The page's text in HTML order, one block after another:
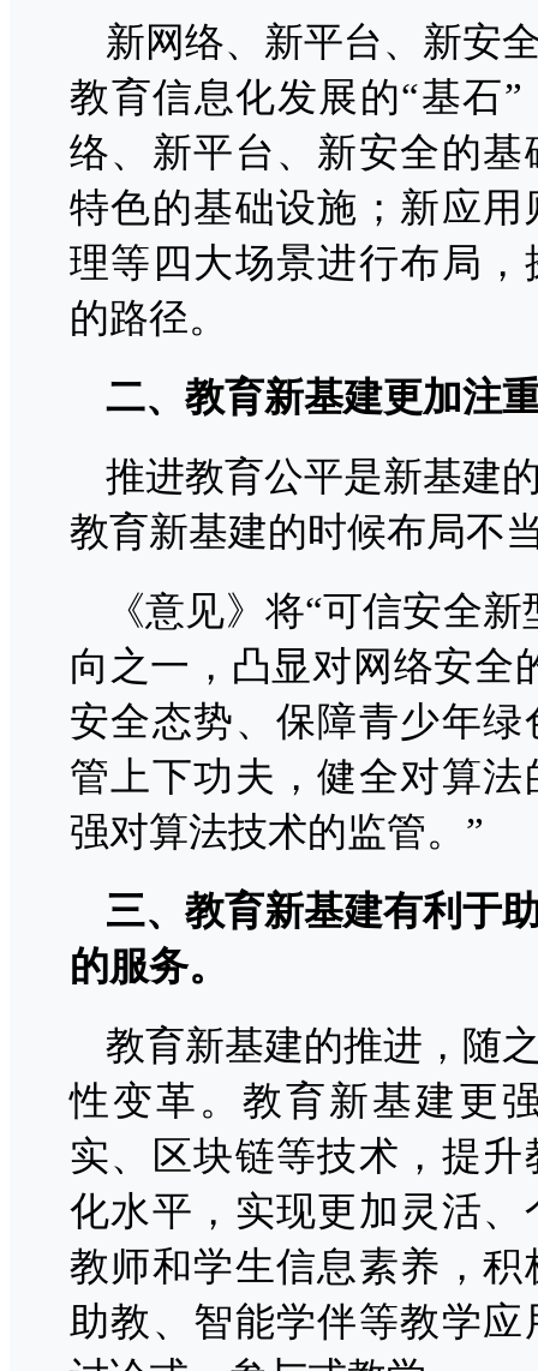
新网络、新平台、新安
教育信息化发展的“基石
络、新平台、新安全的
特色的基础设施；新应
理等四大场景进行布局
的路径。
二、教育新基建更加注
推进教育公平是新基建
教育新基建的时候布局不
《意见》将“可信安全
向之一，凸显对网络安全
安全态势、保障青少年
管上下功夫，健全对算
强对算法技术的监管。”
三、教育新基建有利于
的服务。
教育新基建的推进，随
性变革。教育新基建更
实、区块链等技术，提
化水平，实现更加灵活
教师和学生信息素养，
助教、智能学伴等教学